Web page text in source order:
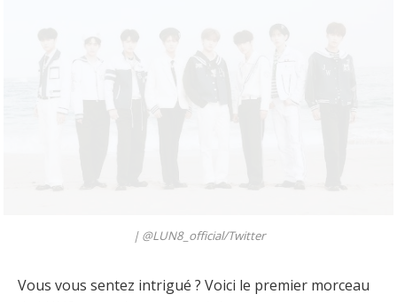
| @LUN8_official/Twitter
Vous vous sentez intrigué ? Voici le premier morceau